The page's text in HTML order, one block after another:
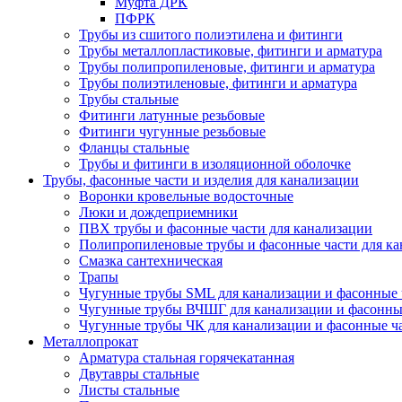
ПФРК
Трубы из сшитого полиэтилена и фитинги
Трубы металлопластиковые, фитинги и арматура
Трубы полипропиленовые, фитинги и арматура
Трубы полиэтиленовые, фитинги и арматура
Трубы стальные
Фитинги латунные резьбовые
Фитинги чугунные резьбовые
Фланцы стальные
Трубы и фитинги в изоляционной оболочке
Трубы, фасонные части и изделия для канализации
Воронки кровельные водосточные
Люки и дождеприемники
ПВХ трубы и фасонные части для канализации
Полипропиленовые трубы и фасонные части для
Смазка сантехническая
Трапы
Чугунные трубы SML для канализации и фасонные
Чугунные трубы ВЧШГ для канализации и
Чугунные трубы ЧК для канализации и фасонные
Металлопрокат
Арматура стальная горячекатанная
Двутавры стальные
Листы стальные